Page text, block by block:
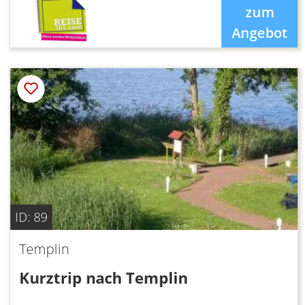
zum
Angebot
ID: 89
Templin
Kurztrip nach Templin